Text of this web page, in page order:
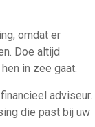
omdat er
Doe altijd
in zee gaat.
adviseur.
die past bij uw